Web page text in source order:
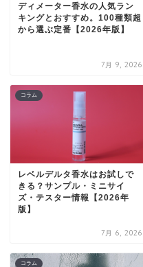
ディメーター香水の人気ラン
キングとおすすめ。100種類超
から選ぶ定番【2026年版】
7月 9, 2026
コラム
レベルデルタ香水はお試しで
きる？サンプル・ミニサイ
ズ・テスター情報【2026年
版】
7月 6, 2026
コラム